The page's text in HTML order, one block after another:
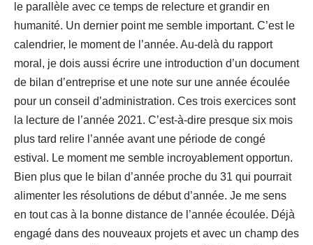
le parallèle avec ce temps de relecture et grandir en
humanité. Un dernier point me semble important. C’est le
calendrier, le moment de l’année. Au-delà du rapport
moral, je dois aussi écrire une introduction d’un document
de bilan d’entreprise et une note sur une année écoulée
pour un conseil d’administration. Ces trois exercices sont
la lecture de l’année 2021. C’est-à-dire presque six mois
plus tard relire l’année avant une période de congé
estival. Le moment me semble incroyablement opportun.
Bien plus que le bilan d’année proche du 31 qui pourrait
alimenter les résolutions de début d’année. Je me sens
en tout cas à la bonne distance de l’année écoulée. Déjà
engagé dans des nouveaux projets et avec un champ des